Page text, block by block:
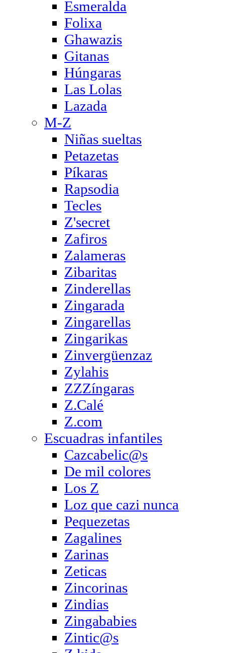
Esmeralda
Folixa
Ghawazis
Gitanas
Húngaras
Las Lolas
Lazada
M-Z
Niñas sueltas
Petazetas
Píkaras
Rapsodia
Tecles
Z'secret
Zafiros
Zalameras
Zibaritas
Zinderellas
Zingarada
Zingarellas
Zingarikas
Zinvergüenzaz
Zylahis
ZZZíngaras
Z.Calé
Z.com
Escuadras infantiles
Cazcabelic@s
De mil colores
Los Z
Loz que cazi nunca
Pequezetas
Zagalines
Zarinas
Zeticas
Zincorinas
Zindias
Zingababies
Zintic@s